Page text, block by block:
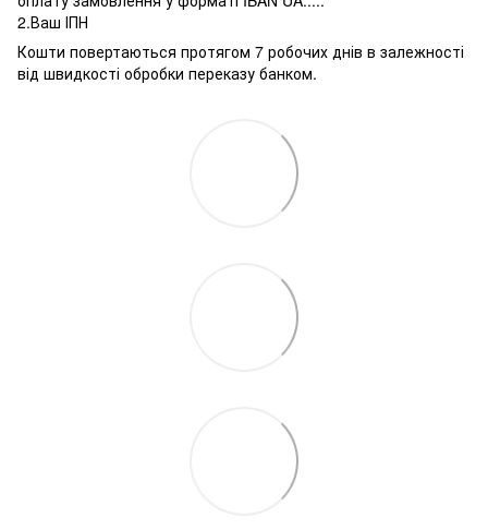
2.Ваш ІПН
Кошти повертаються протягом 7 робочих днів в залежності
від швидкості обробки переказу банком.